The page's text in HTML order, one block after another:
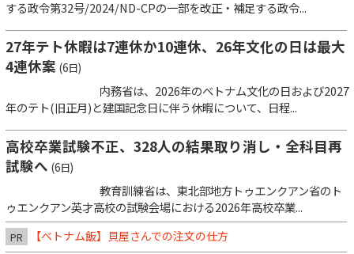
する政令第32号/2024/ND-CPの一部を改正・補足する政令...
27年テト休暇は7連休か10連休、26年文化の日は最大
4連休案 (6日)
内務省は、2026年のベトナム文化の日および2027
年のテト(旧正月)と建国記念日に伴う休暇について、日程...
高校卒業試験不正、328人の結果取り消し・全科目再
試験へ (6日)
教育訓練省は、東北部地方トゥエンクアン省のト
ゥエンクアン英才高校の試験会場における2026年高校卒業...
PR 【ベトナム飯】貝屋さんでの注文の仕方